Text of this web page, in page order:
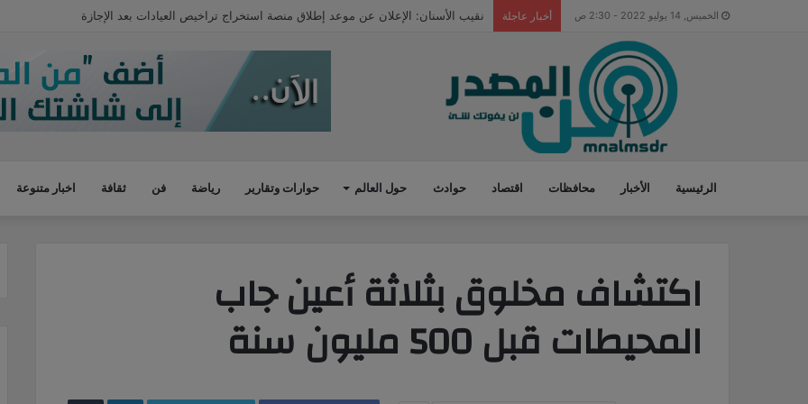
الخميس, 14 يوليو 2022 - 2:30 ص أخبار عاجلة محافظة جنوب سيناء تستعد لافتتاح عدد من المشروعات الجديدة.. تعرف عليها
الرئيسية الأخبار محافظات اقتصاد حوادث حول العالم حوارات وتقارير رياضة فن ثقافة اخبار متنوعة
اكتشاف مخلوق بثلاثة أعين جاب
المحيطات قبل 500 مليون سنة
LinkedIn
‏Tumblr